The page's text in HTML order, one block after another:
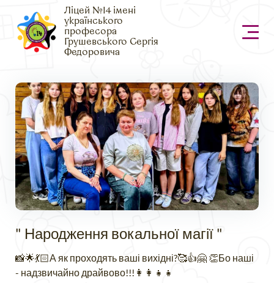
Ліцей №14 імені
українського
професора
Грушевського Сергія
Федоровича
" Народження вокальної магії "
📸🌟💃🏻А як проходять ваші вихідні?🥰👍🤗 👏Бо наші
- надзвичайно драйвово!!!👩‍👩‍👧‍👧